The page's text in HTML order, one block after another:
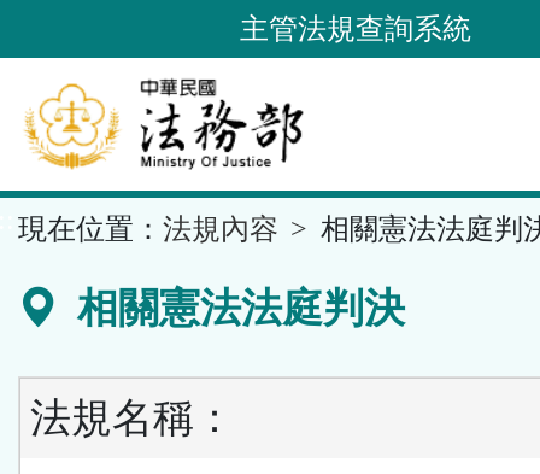
到
要
內
容
區
主管法規查詢系統
現在位置： 法規內容 相關憲法法庭判
相關憲法法庭判決
法規名稱：